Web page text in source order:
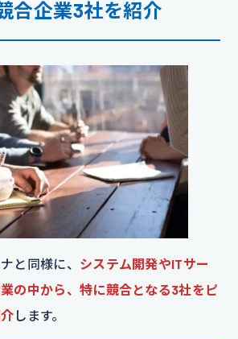
合企業3社を紹介
と同様に、 システム開発やITサー
の中から、特に競合となる3社をピ
します。